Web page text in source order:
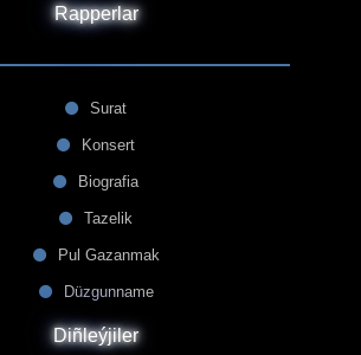
Rapperlar
Surat
Konsert
Biografia
Tazelik
Pul Gazanmak
Düzgunname
Diñleýjiler